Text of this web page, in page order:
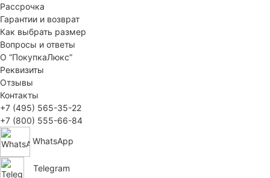
Рассрочка
Гарантии и возврат
Как выбрать размер
Вопросы и ответы
О “ПокупкаЛюкс”
Реквизиты
Отзывы
Контакты
+7 (495) 565-35-22
+7 (800) 555-66-84
WhatsApp
Telegram